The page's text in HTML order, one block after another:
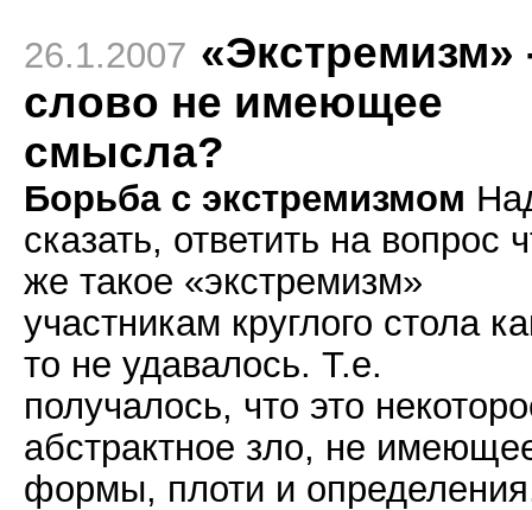
26.1.2007 «Экстремизм»
слово не имеющее
смысла?
Борьба с экстремизмом
сказать, ответить на вопрос
же такое «экстремизм»
участникам круглого стола
то не удавалось. Т.е.
получалось, что это
абстрактное зло, не
формы, плоти и